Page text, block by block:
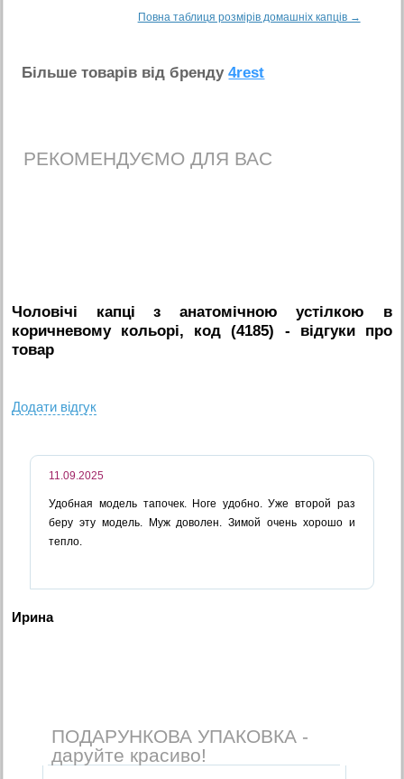
Повна таблиця розмірів домашніх капців →
Бiльше товарiв вiд бренду4rest
РЕКОМЕНДУЄМО ДЛЯ ВАС
Чоловічі капці з анатомічною устілкою в
коричневому кольорі, код (4185) - вiдгуки про
товар
Додати вiдгук
11.09.2025
Удобная модель тапочек. Ноге удобно. Уже второй раз
беру эту модель. Муж доволен. Зимой очень хорошо и
тепло.
Ирина
ПОДАРУНКОВА УПАКОВКА -
даруйте красиво!